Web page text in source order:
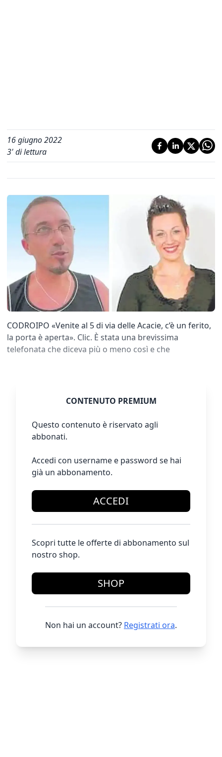
16 giugno 2022
3' di lettura
CODROIPO «Venite al 5 di via delle Acacie, c’è un ferito,
la porta è aperta». Clic. È stata una brevissima
telefonata che diceva più o meno così e che
CONTENUTO PREMIUM
Questo contenuto è riservato agli
abbonati.
Accedi con username e password se hai
già un abbonamento.
ACCEDI
Scopri tutte le offerte di abbonamento sul
nostro shop.
SHOP
Non hai un account? Registrati ora.